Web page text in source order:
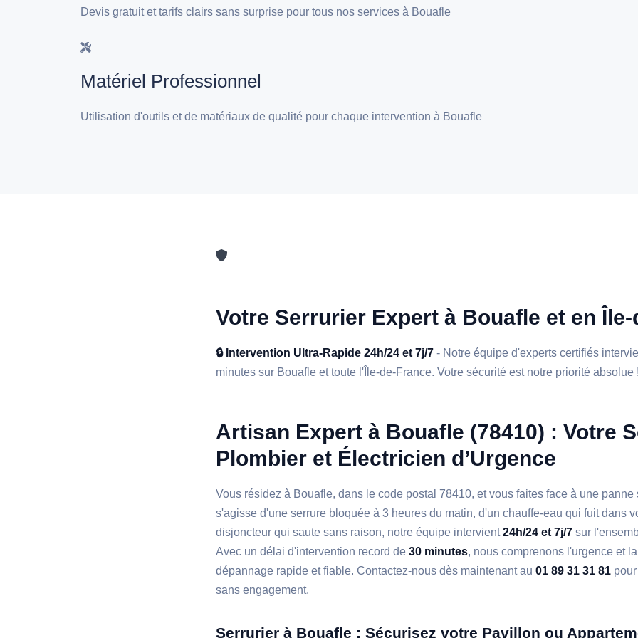
Devis gratuit et tarifs clairs sans surprise pour tous nos services à Bouafle
Matériel Professionnel
Utilisation d'outils et de matériaux de qualité pour chaque intervention à Bouafle
Votre Serrurier Expert à Bouafle et en Île-
🔒 Intervention Ultra-Rapide 24h/24 et 7j/7 - Notre équipe d'experts certifiés
minutes sur Bouafle et toute l'Île-de-France. Votre sécurité est notre priorité absolue !
Artisan Expert à Bouafle (78410) : Votre
Plombier et Électricien d’Urgence
Vous résidez à Bouafle, dans le code postal 78410, et vous faites face à une panne
s'agisse d'une serrure bloquée à 3 heures du matin, d'un chauffe-eau qui fuit dans
disjoncteur qui saute sans raison, notre équipe intervient24h/24 et 7j/7 sur
Avec un délai d'intervention record de30 minutes, nous comprenons l'urgence et
dépannage rapide et fiable. Contactez-nous dès maintenant au01 89 31 31 81
sans engagement.
Serrurier à Bouafle : Sécurisez votre Pavillon ou